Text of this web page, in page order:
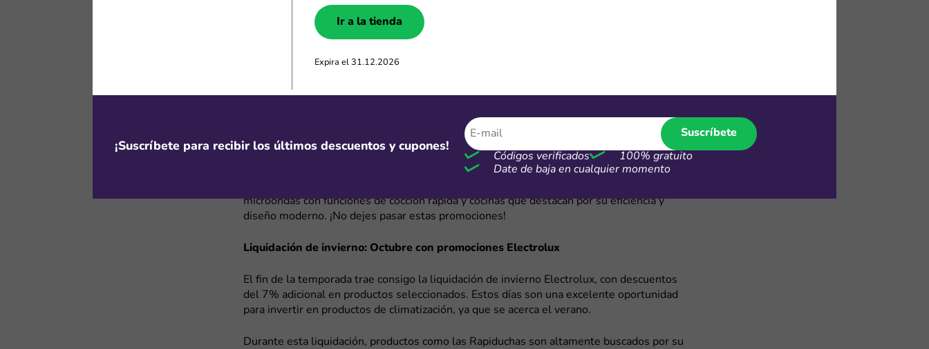
Con varias categorías que abarcan desde lavadoras y cocinas hasta refrigeradoras y
menaje, Electrolux ofrece atractivas promociones a lo largo del año. ¡Aquí te
de hasta 40%. Ambas campañas se realizan tres veces al año, siendo el momento
perfecto para conseguir los mejores productos para el hogar. Puedes aprovechar para
adquirir una nueva lavadora con tecnologías avanzadas, o una lavaseca que permite
ahorrar espacio en el hogar al combinar dos funciones en un solo equipo. Asimismo,
microondas con funciones de cocción rápida y cocinas que destacan por su eficiencia y
diseño moderno. ¡No dejes pasar estas promociones!
Liquidación de invierno: Octubre con promociones Electrolux
El fin de la temporada trae consigo la liquidación de invierno Electrolux, con descuentos
del 7% adicional en productos seleccionados. Estos días son una excelente oportunidad
para invertir en productos de climatización, ya que se acerca el verano.
Durante esta liquidación, productos como las Rapiduchas son altamente buscados por su
Ir a la tienda
Expira el 31.12.2026
¡Suscríbete para recibir los últimos descuentos y cupones!
Suscríbete
Códigos verificados
100% gratuito
Date de baja en cualquier momento